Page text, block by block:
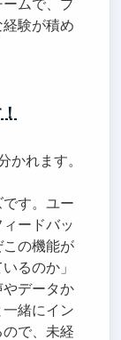
ームで、プ
験が積め
かれます。
す。ユー
ードバッ
の機能が
るのか」
データか
緒にイン
で、未経